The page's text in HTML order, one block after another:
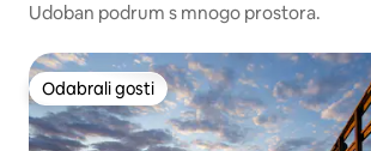
Udoban podrum s mnogo prostora.
Odabrali gosti
Odabrali gosti